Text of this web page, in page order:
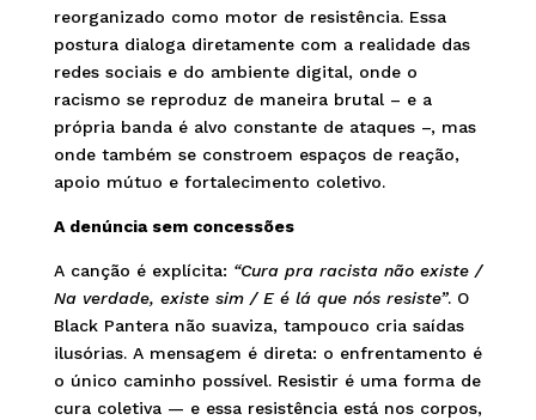
reorganizado como motor de resistência. Essa
postura dialoga diretamente com a realidade das
redes sociais e do ambiente digital, onde o
racismo se reproduz de maneira brutal – e a
própria banda é alvo constante de ataques –, mas
onde também se constroem espaços de reação,
apoio mútuo e fortalecimento coletivo.
A denúncia sem concessões
A canção é explícita: “Cura pra racista não existe /
Na verdade, existe sim / E é lá que nós resiste”. O
Black Pantera não suaviza, tampouco cria saídas
ilusórias. A mensagem é direta: o enfrentamento é
o único caminho possível. Resistir é uma forma de
cura coletiva — e essa resistência está nos corpos,